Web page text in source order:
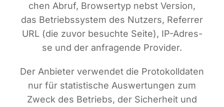
chen Abruf, Brow­ser­typ nebst Ver­si­on,
das Betriebs­sys­tem des Nut­zers, Refer­rer
URL (die zuvor besuch­te Sei­te), IP-Adres­
se und der anfra­gen­de Provider.
Der Anbie­ter ver­wen­det die Pro­to­koll­da­ten
nur für sta­tis­ti­sche Aus­wer­tun­gen zum
Zweck des Betriebs, der Sicher­heit und